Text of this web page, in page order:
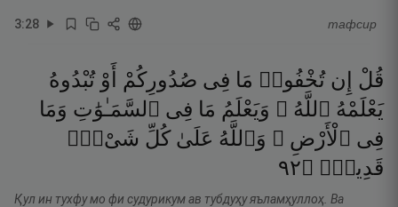
3:28 тафсир
قُلْ إِن تُخْفُوا۟ مَا فِى صُدُورِكُمْ أَوْ تُبْدُوهُ
يَعْلَمْهُ ٱللَّهُ ۗ وَيَعْلَمُ مَا فِى ٱلسَّمَـٰوَٰتِ وَمَا
فِى ٱلْأَرْضِ ۗ وَٱللَّهُ عَلَىٰ كُلِّ شَىْءٍۢ
قَدِيرٌۭ ۝٢٩
Қул ин тухфу мо фи судурикум ав тубдуҳу яъламҳуллоҳ. Ва